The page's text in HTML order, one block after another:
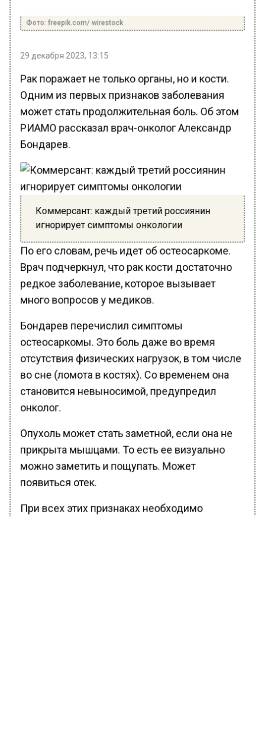
Фото: freepik.com/ wirestock
29 декабря 2023, 13:15
Рак поражает не только органы, но и кости.
Одним из первых признаков заболевания
может стать продолжительная боль. Об этом
РИАМО рассказал врач-онколог Александр
Бондарев.
Коммерсант: каждый третий россиянин
игнорирует симптомы онкологии
По его словам, речь идет об остеосаркоме.
Врач подчеркнул, что рак кости достаточно
редкое заболевание, которое вызывает
много вопросов у медиков.
Бондарев перечислил симптомы
остеосаркомы. Это боль даже во время
отсутствия физических нагрузок, в том числе
во сне (ломота в костях). Со временем она
становится невыносимой, предупредил
онколог.
Опухоль может стать заметной, если она не
прикрыта мышцами. То есть ее визуально
можно заметить и пощупать. Может
появиться отек.
При всех этих признаках необходимо